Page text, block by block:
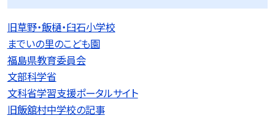
旧草野・飯樋・臼石小学校
までいの里のこども園
福島県教育委員会
文部科学省
文科省学習支援ポータルサイト
旧飯舘村中学校の記事